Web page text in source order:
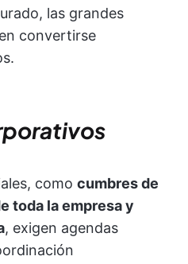
las grandes
convertirse
como cumbres de
toda la empresa y
, exigen agendas